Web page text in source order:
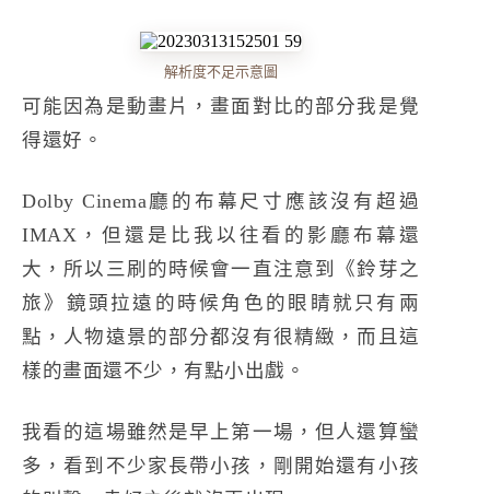
解析度不足示意圖
可能因為是動畫片，畫面對比的部分我是覺
得還好。
Dolby Cinema廳的布幕尺寸應該沒有超過
IMAX，但還是比我以往看的影廳布幕還
大，所以三刷的時候會一直注意到《鈴芽之
旅》鏡頭拉遠的時候角色的眼睛就只有兩
點，人物遠景的部分都沒有很精緻，而且這
樣的畫面還不少，有點小出戲。
我看的這場雖然是早上第一場，但人還算蠻
多，看到不少家長帶小孩，剛開始還有小孩